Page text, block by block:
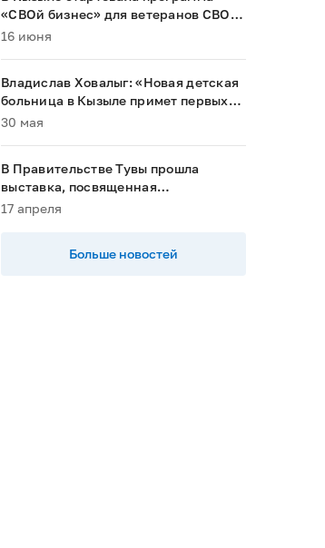
«СВОй бизнес» для ветеранов СВО и
их семей
16 июня
Владислав Ховалыг: «Новая детская
больница в Кызыле примет первых
пациентов в 2028 году»
30 мая
В Правительстве Тувы прошла
выставка, посвященная
национальным проектам
17 апреля
Больше новостей